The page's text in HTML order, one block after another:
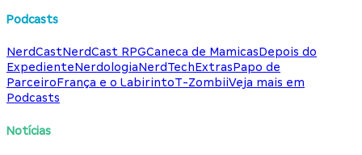
Podcasts
NerdCastNerdCast RPGCaneca de MamicasDepois do
ExpedienteNerdologiaNerdTechExtrasPapo de
ParceiroFrança e o LabirintoT-ZombiiVeja mais em
Podcasts
Notícias